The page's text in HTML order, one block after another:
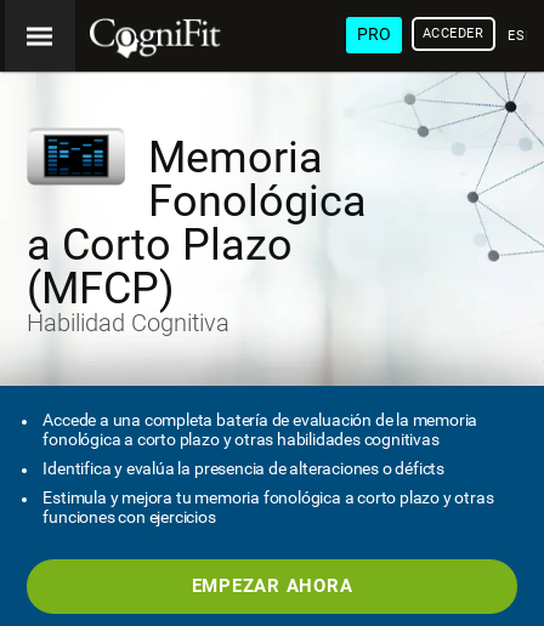
PRO ACCEDER
Memoria
Fonológica
a Corto Plazo
(MFCP)
Habilidad Cognitiva
Accede a una completa batería de evaluación de la memoria
fonológica a corto plazo y otras habilidades cognitivas
Identifica y evalúa la presencia de alteraciones o déficts
Estimula y mejora tu memoria fonológica a corto plazo y otras
funciones con ejercicios
EMPEZAR AHORA